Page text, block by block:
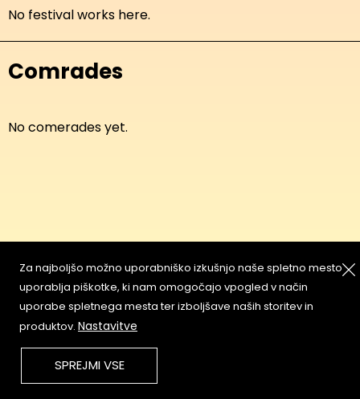
No festival works here.
Comrades
No comerades yet.
About
Contact
Partners & Supporters
Copyleft
Terms & Conditions of
Service
Za najboljšo možno uporabniško izkušnjo naše spletno mesto
uporablja piškotke, ki nam omogočajo vpogled v način
uporabe spletnega mesta ter izboljšave naših storitev in
produktov. Nastavitve
SPREJMI VSE